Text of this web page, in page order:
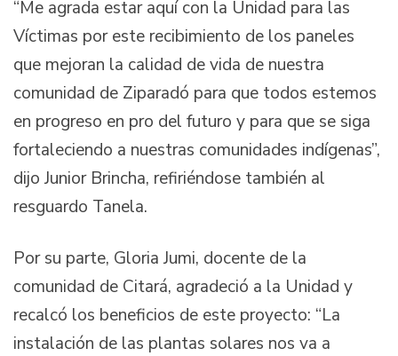
“Me agrada estar aquí con la Unidad para las
Víctimas por este recibimiento de los paneles
que mejoran la calidad de vida de nuestra
comunidad de Ziparadó para que todos estemos
en progreso en pro del futuro y para que se siga
fortaleciendo a nuestras comunidades indígenas”,
dijo Junior Brincha, refiriéndose también al
resguardo Tanela.
Por su parte, Gloria Jumi, docente de la
comunidad de Citará, agradeció a la Unidad y
recalcó los beneficios de este proyecto: “La
instalación de las plantas solares nos va a